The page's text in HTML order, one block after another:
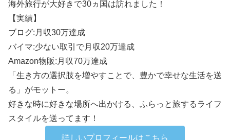
海外旅行が大好きで30ヵ国は訪れました！
【実績】
ブログ:月収30万達成
バイマ:少ない取引で月収20万達成
Amazon物販:月収70万達成
「生き方の選択肢を増やすことで、豊かで幸せな生活を送
る」がモットー。
好きな時に好きな場所へ出かける、ふらっと旅するライフ
スタイルを送ってます！
詳しいプロフィールはこちら